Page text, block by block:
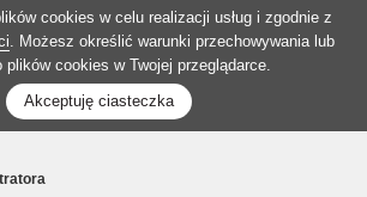
cookies w celu realizacji usług i zgodnie z
. Możesz określić warunki przechowywania lub
plików cookies w Twojej przeglądarce.
Akceptuję ciasteczka